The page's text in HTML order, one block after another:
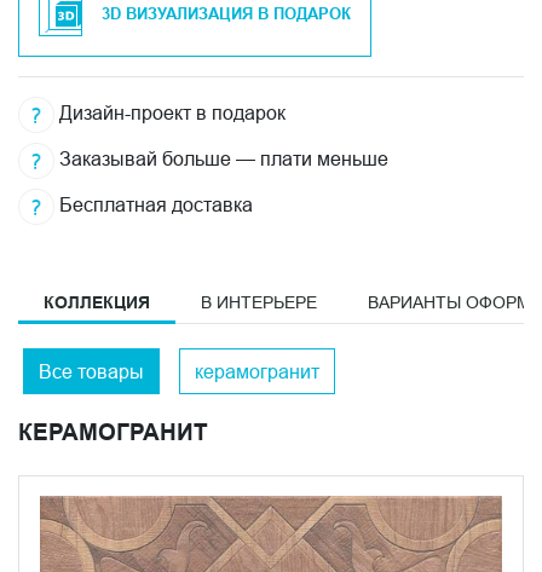
3D ВИЗУАЛИЗАЦИЯ В ПОДАРОК
Дизайн-проект в подарок
Заказывай больше — плати меньше
Бесплатная доставка
КОЛЛЕКЦИЯ В ИНТЕРЬЕРЕ ВАРИАНТЫ
Все товары керамогранит
КЕРАМОГРАНИТ